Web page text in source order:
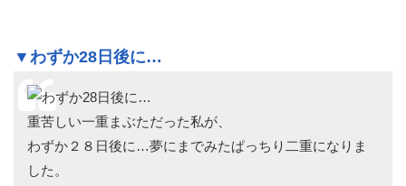
▼わずか28日後に…
重苦しい一重まぶただった私が、
わずか２８日後に…夢にまでみたぱっちり二重になりま
した。